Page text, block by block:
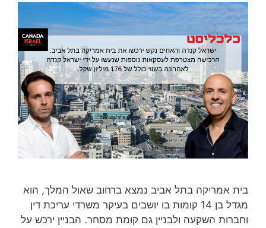
בית אמריקה בתל אביב נמצא ברחוב שאול המלך, הוא
מגדל בן 14 קומות בו יושבים בעיקר משרדי עריכת דין
וחברות השקעה ולבניין גם קומת מסחר. הבניין ירכש על